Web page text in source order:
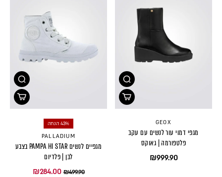
GEOX
מגפי דמוי עור לנשים עם עקב
פלטפורמה | גאוקס
₪999.90
43% הנחה
PALLADIUM
מגפיים לנשים PAMPA HI STAR בצבע
לבן | פלדיום
₪499.90
₪284.00